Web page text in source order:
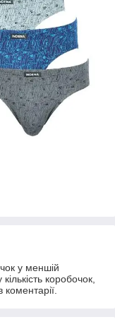
у меншій
коробочок,